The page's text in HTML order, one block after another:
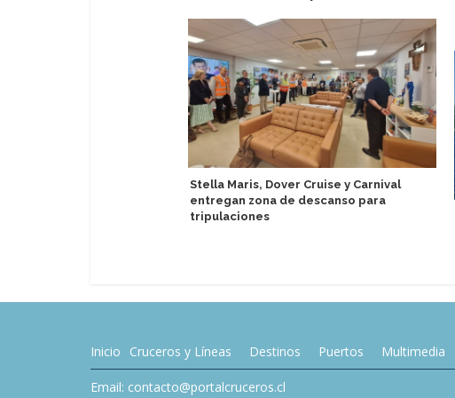
Stella Maris, Dover Cruise y Carnival
entregan zona de descanso para
tripulaciones
Inicio Cruceros y Líneas Destinos Puertos Multimedia
Email: contacto@portalcruceros.cl